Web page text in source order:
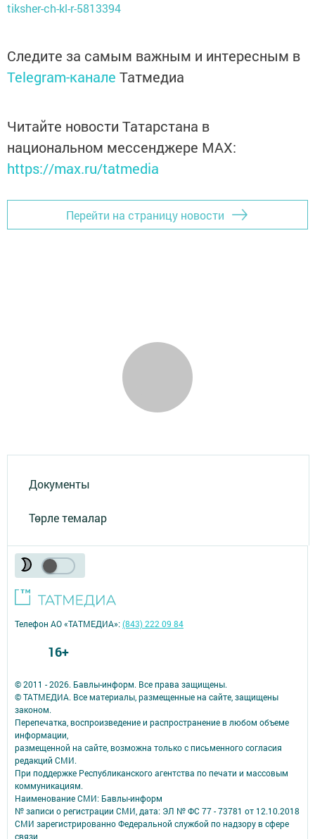
tiksher-ch-kl-r-5813394
Следите за самым важным и интересным в
Telegram-канале Татмедиа
Читайте новости Татарстана в
национальном мессенджере MАХ:
https://max.ru/tatmedia
Перейти на страницу новости
Документы
Төрле темалар
© 2011 - 2026. Бавлы-информ. Все права защищены.
© ТАТМЕДИА. Все материалы, размещенные на сайте, защищены
законом.
Перепечатка, воспроизведение и распространение в любом объеме
информации,
размещенной на сайте, возможна только с письменного согласия
редакций СМИ.
При поддержке Республиканского агентства по печати и массовым
коммуникациям.
Наименование СМИ: Бавлы-информ
№ записи о регистрации СМИ, дата: ЭЛ № ФС 77 - 73781 от 12.10.2018
СМИ зарегистрированно Федеральной службой по надзору в сфере
связи,
Телефон АО «ТАТМЕДИА»:(843) 222 09 84
16+